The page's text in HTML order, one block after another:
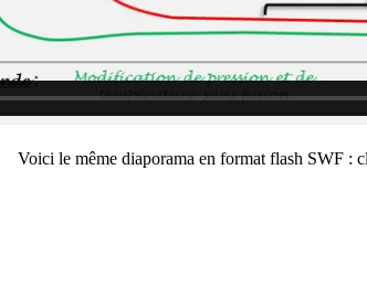
Voici le même diaporama en format flash SWF :